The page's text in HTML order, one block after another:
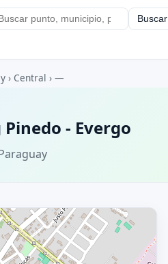
Buscar
› Central › —
- Evergo